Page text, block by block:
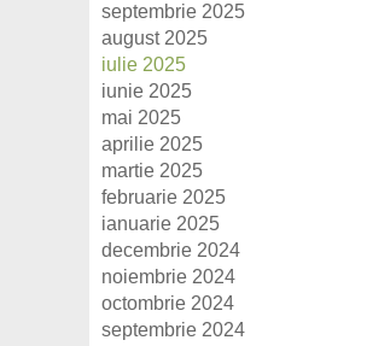
septembrie 2025
august 2025
iulie 2025
iunie 2025
mai 2025
aprilie 2025
martie 2025
februarie 2025
ianuarie 2025
decembrie 2024
noiembrie 2024
octombrie 2024
septembrie 2024